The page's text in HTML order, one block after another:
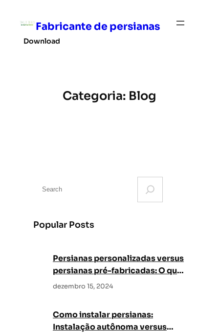
para
conteúdo
Fabricante de persianas
Download
Categoria: Blog
r
c
Popular Posts
Persianas personalizadas versus
persianas pré-fabricadas: O que
é melhor para sua casa?
dezembro 15, 2024
Como instalar persianas:
Instalação autônoma versus